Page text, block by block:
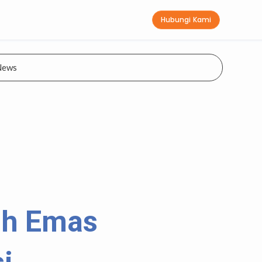
Hubungi Kami
Emas